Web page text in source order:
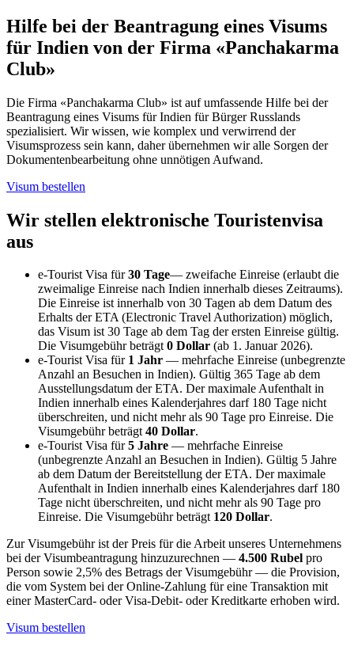
Hilfe bei der Beantragung eines Visums
für Indien von der Firma «Panchakarma
Club»
Die Firma «Panchakarma Club» ist auf umfassende Hilfe bei der
Beantragung eines Visums für Indien für Bürger Russlands
spezialisiert. Wir wissen, wie komplex und verwirrend der
Visumsprozess sein kann, daher übernehmen wir alle Sorgen der
Dokumentenbearbeitung ohne unnötigen Aufwand.
Visum bestellen
Wir stellen elektronische Touristenvisa
aus
e-Tourist Visa für30 Tage— zweifache Einreise (erlaubt die
zweimalige Einreise nach Indien innerhalb dieses Zeitraums).
Die Einreise ist innerhalb von 30 Tagen ab dem Datum des
Erhalts der ETA (Electronic Travel Authorization) möglich,
das Visum ist 30 Tage ab dem Tag der ersten Einreise gültig.
Die Visumgebühr beträgt0 Dollar (ab 1. Januar 2026).
e-Tourist Visa für 1 Jahr — mehrfache Einreise (unbegrenzte
Anzahl an Besuchen in Indien). Gültig 365 Tage ab dem
Ausstellungsdatum der ETA. Der maximale Aufenthalt in
Indien innerhalb eines Kalenderjahres darf 180 Tage nicht
überschreiten, und nicht mehr als 90 Tage pro Einreise. Die
Visumgebühr beträgt40 Dollar.
e-Tourist Visa für5 Jahre — mehrfache Einreise
(unbegrenzte Anzahl an Besuchen in Indien). Gültig 5 Jahre
ab dem Datum der Bereitstellung der ETA. Der maximale
Aufenthalt in Indien innerhalb eines Kalenderjahres darf 180
Tage nicht überschreiten, und nicht mehr als 90 Tage pro
Einreise. Die Visumgebühr beträgt 120 Dollar.
Zur Visumgebühr ist der Preis für die Arbeit unseres Unternehmens
bei der Visumbeantragung hinzuzurechnen — 4.500 Rubel pro
Person sowie 2,5% des Betrags der Visumgebühr — die Provision,
die vom System bei der Online-Zahlung für eine Transaktion mit
einer MasterCard- oder Visa-Debit- oder Kreditkarte erhoben wird.
Visum bestellen